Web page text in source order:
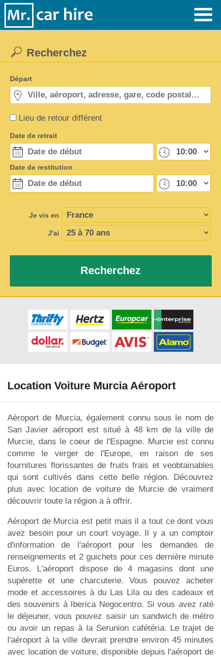
Lieu de retour différent
Recherchez
Départ
Date de retrait
Date de restitution
Je vis en
J'ai
Recherchez
Location Voiture Murcia Aéroport
Aéroport de Murcia, également connu sous le nom de
San Javier aéroport est situé à 48 km de la ville de
Murcie, dans le coeur de l'Espagne. Murcie est connu
comme le verger de l'Europe, en raison de ses
fournitures florissantes de fruits frais et veobtainables
qui sont cultivés dans cette belle région. Découvrez
plus avec location de voiture de Murcie de vraiment
découvrir toute la région a à offrir.
Aéroport de Murcia est petit mais il a tout ce dont vous
avez besoin pour un court voyage. Il y a un comptoir
d'information de l'aéroport pour les demandes de
renseignements et 2 guichets pour ces dernière minute
Euros. L'aéroport dispose de 4 magasins dont une
supérette et une charcuterie. Vous pouvez acheter
mode et accessoires à du Las Lila ou des cadeaux et
des souvenirs à Iberica Negocentro. Si vous avez raté
le déjeuner, vous pouvez saisir un sandwich de métro
ou avoir un repas à la Serunion cafétéria. Le trajet de
l'aéroport à la ville devrait prendre environ 45 minutes
avec location de voiture, disponible depuis l'aéroport de